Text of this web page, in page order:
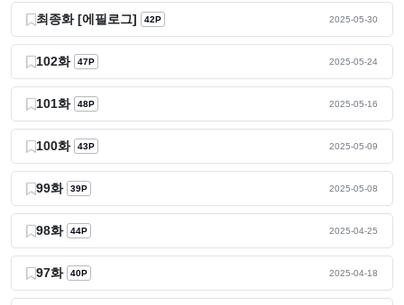
최종화 [에필로그] 42P 2025-05-30
102화 47P 2025-05-24
101화 48P 2025-05-16
100화 43P 2025-05-09
99화 39P 2025-05-08
98화 44P 2025-04-25
97화 40P 2025-04-18